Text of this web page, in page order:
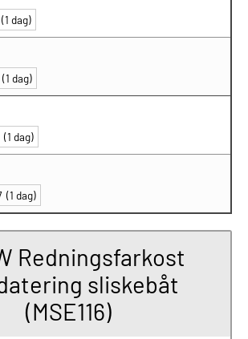
(1 dag)
(1 dag)
(1 dag)
(1 dag)
Redningsfarkost
sliskebåt
(MSE116)